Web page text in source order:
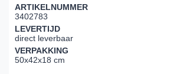
ARTIKELNUMMER
3402783
LEVERTIJD
direct leverbaar
VERPAKKING
50x42x18 cm